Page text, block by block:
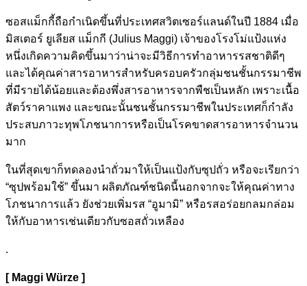
ซอสแม็กกี้ถือกำเนิดขึ้นที่ประเทศสวิตเซอร์แลนด์ในปี 1884 เมื่อ
มิสเตอร์ ยูเลียส แม็กกี (Julius Maggi) เจ้าของโรงโม่แป้งแห่ง
หนึ่งเกิดความคิดขึ้นมาว่าน่าจะมีวิธีการทำอาหารรสชาติดีๆ
และได้คุณค่าสารอาหารสำหรับครอบครัวกลุ่มชนชั้นกรรมาชีพ
ที่มีรายได้น้อยและต้องพึ่งสารอาหารจากพืชเป็นหลัก เพราะเนื้อ
สัตว์ราคาแพง และขณะนั้นชนชั้นกรรมาชีพในประเทศก็กำลัง
ประสบภาวะทุพโภชนาการหรือเป็นโรคขาดสารอาหารจำนวน
มาก
ในที่สุดเขาก็ทดลองนำถั่วมาให้เป็นแป้งกับซุปถั่ว หรือจะเรียกว่า
“ซุปพร้อมใช้” ขึ้นมา ผลิตภัณฑ์ชนิดนี้นอกจากจะให้คุณค่าทาง
โภชนาการแล้ว ยังช่วยเพิ่มรส “อูมามิ” หรือรสอร่อยกลมกล่อม
ให้กับอาหารเช่นเดียวกับซอสถั่วเหลือง
.
[ Maggi Würze ]